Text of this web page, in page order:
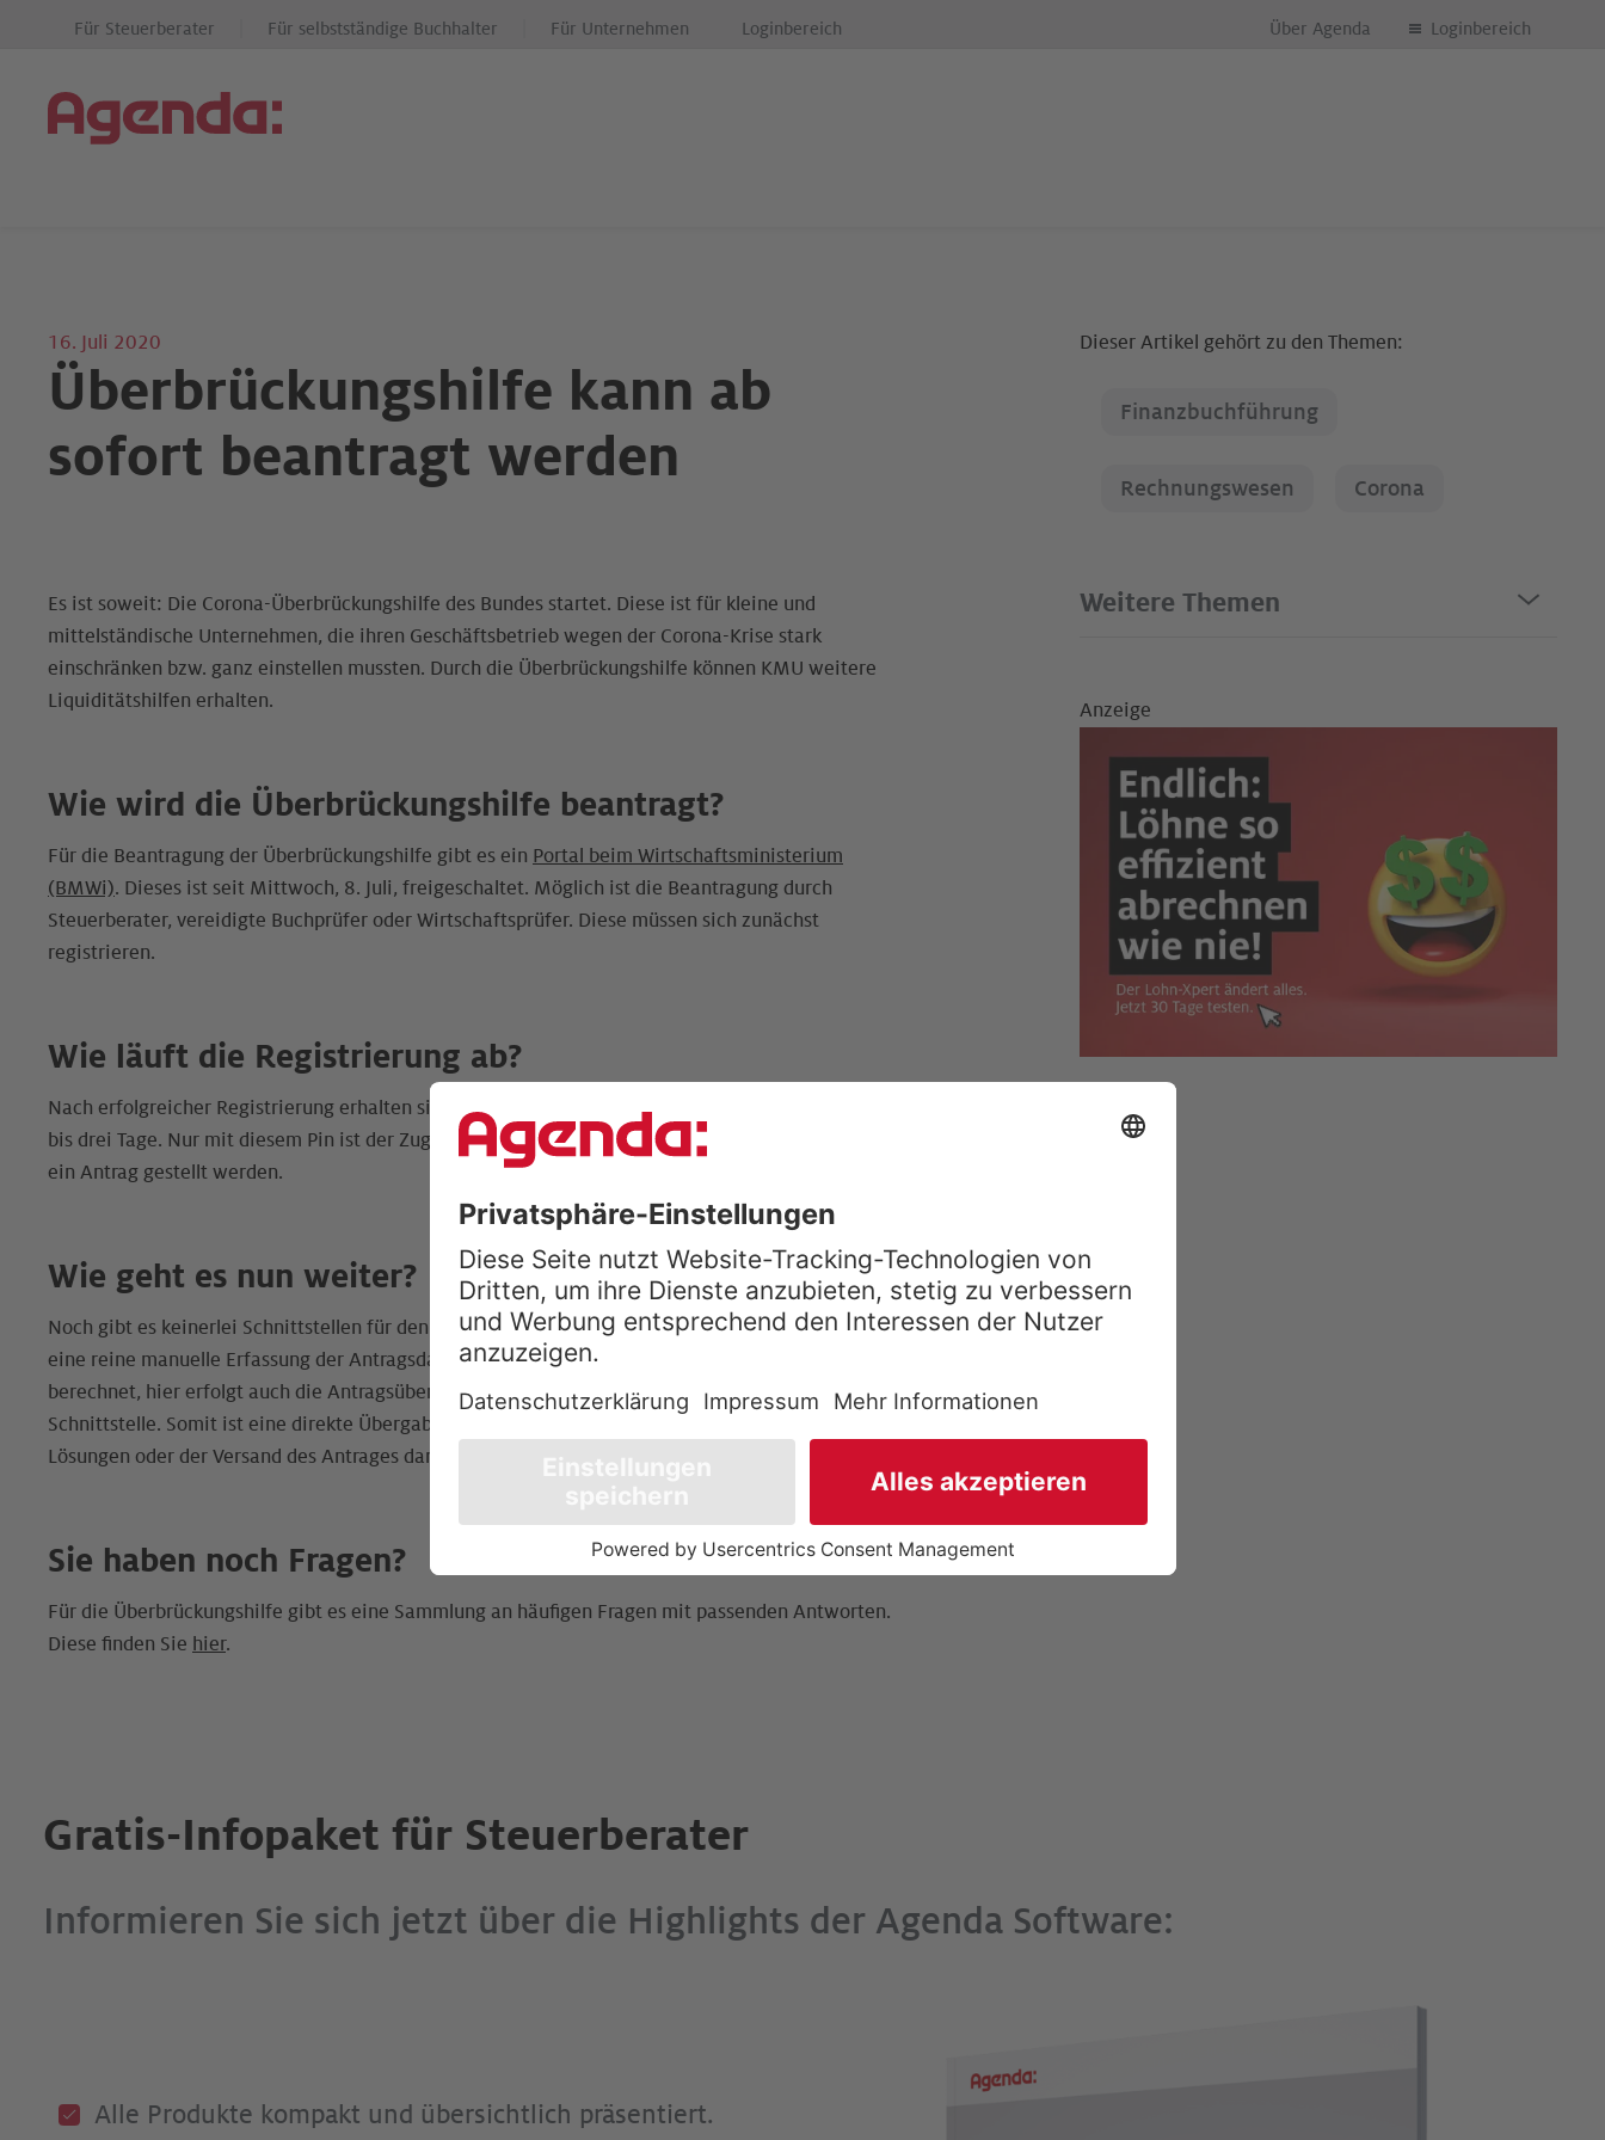
Für Steuerberater Für selbstständige Buchhalter Für Unternehmen Loginbereich
Über Agenda
Loginbereich
16. Juli 2020
Überbrückungshilfe kann ab
sofort beantragt werden
Es ist soweit: Die Corona-Überbrückungshilfe des Bundes startet. Diese ist für kleine und
mittelständische Unternehmen, die ihren Geschäftsbetrieb wegen der Corona-Krise stark
einschränken bzw. ganz einstellen mussten. Durch die Überbrückungshilfe können KMU weitere
Liquiditätshilfen erhalten.
Wie wird die Überbrückungshilfe beantragt?
Für die Beantragung der Überbrückungshilfe gibt es ein Portal beim Wirtschaftsministerium
(BMWi). Dieses ist seit Mittwoch, 8. Juli, freigeschaltet. Möglich ist die Beantragung durch
Steuerberater, vereidigte Buchprüfer oder Wirtschaftsprüfer. Diese müssen sich zunächst
registrieren.
Wie läuft die Registrierung ab?
Nach erfolgreicher Registrierung erhalten sie einen Pin-Brief per Post. Das dauert in der Regel zwei
bis drei Tage. Nur mit diesem Pin ist der Zugang zum Portal möglich, und somit kann auch dann erst
ein Antrag gestellt werden.
Wie geht es nun weiter?
Noch gibt es keinerlei Schnittstellen für den Import von Daten in das Portal. Dieses sieht bislang
eine reine manuelle Erfassung der Antragsdaten und Werte vor. Die Förderhöhe wird im Portal
berechnet, hier erfolgt auch die Antragsübermittlung. Auch für die Übermittlung gibt es keine
Schnittstelle. Somit ist eine direkte Übergabe von Werten aus betriebswirtschaftlichen Software-
Lösungen oder der Versand des Antrages darüber nicht möglich.
Sie haben noch Fragen?
Für die Überbrückungshilfe gibt es eine Sammlung an häufigen Fragen mit passenden Antworten.
Diese finden Sie hier.
Dieser Artikel gehört zu den Themen:
Finanzbuchführung
Rechnungswesen Corona
Weitere Themen
Anzeige
Gratis-Infopaket für Steuerberater
Informieren Sie sich jetzt über die Highlights der Agenda Software:
Alle Produkte kompakt und übersichtlich präsentiert.